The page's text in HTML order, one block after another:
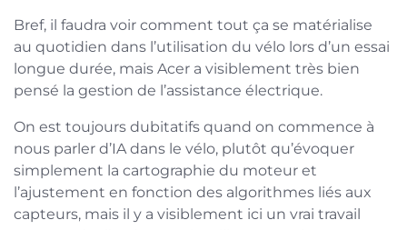
Bref, il faudra voir comment tout ça se matérialise
au quotidien dans l’utilisation du vélo lors d’un essai
longue durée, mais Acer a visiblement très bien
pensé la gestion de l’assistance électrique.
On est toujours dubitatifs quand on commence à
nous parler d’IA dans le vélo, plutôt qu’évoquer
simplement la cartographie du moteur et
l’ajustement en fonction des algorithmes liés aux
capteurs, mais il y a visiblement ici un vrai travail